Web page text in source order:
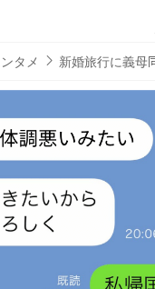
タメ 新婚旅行に義母